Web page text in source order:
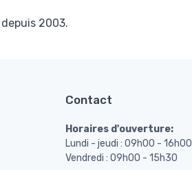
2003.
Contact
Horaires d'ouverture:
Lundi - jeudi : 09h00 - 16h00
Vendredi : 09h00 - 15h30